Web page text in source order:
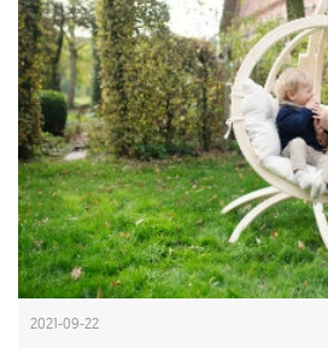
2021-09-22